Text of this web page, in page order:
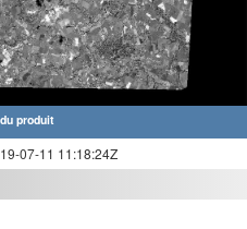
produit
07-11 11:18:24Z